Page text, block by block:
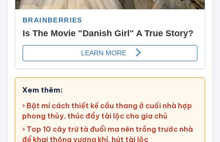
Xem thêm:
› Bật mí cách thiết kế cầu thang ở cuối nhà hợp
phong thủy, thúc đẩy tài lộc cho gia chủ